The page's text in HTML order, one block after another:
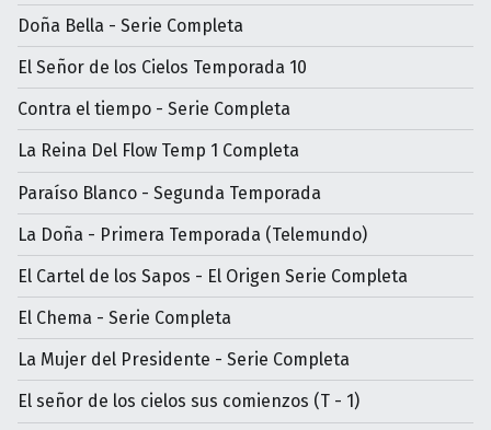
Doña Bella - Serie Completa
El Señor de los Cielos Temporada 10
Contra el tiempo - Serie Completa
La Reina Del Flow Temp 1 Completa
Paraíso Blanco - Segunda Temporada
La Doña - Primera Temporada (Telemundo)
El Cartel de los Sapos - El Origen Serie Completa
El Chema - Serie Completa
La Mujer del Presidente - Serie Completa
El señor de los cielos sus comienzos (T - 1)